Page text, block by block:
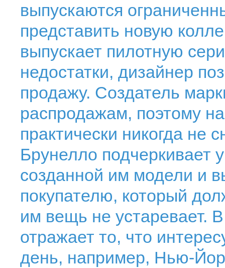
выпускаются
представить новую
выпускает пилотную
недостатки, дизайнер
продажу. Создатель
распродажам, поэтому
практически никогда не
Брунелло подчеркивает
созданной им модели и
покупателю, который
им вещь не устаревает.
отражает то, что
день, например, Нью-